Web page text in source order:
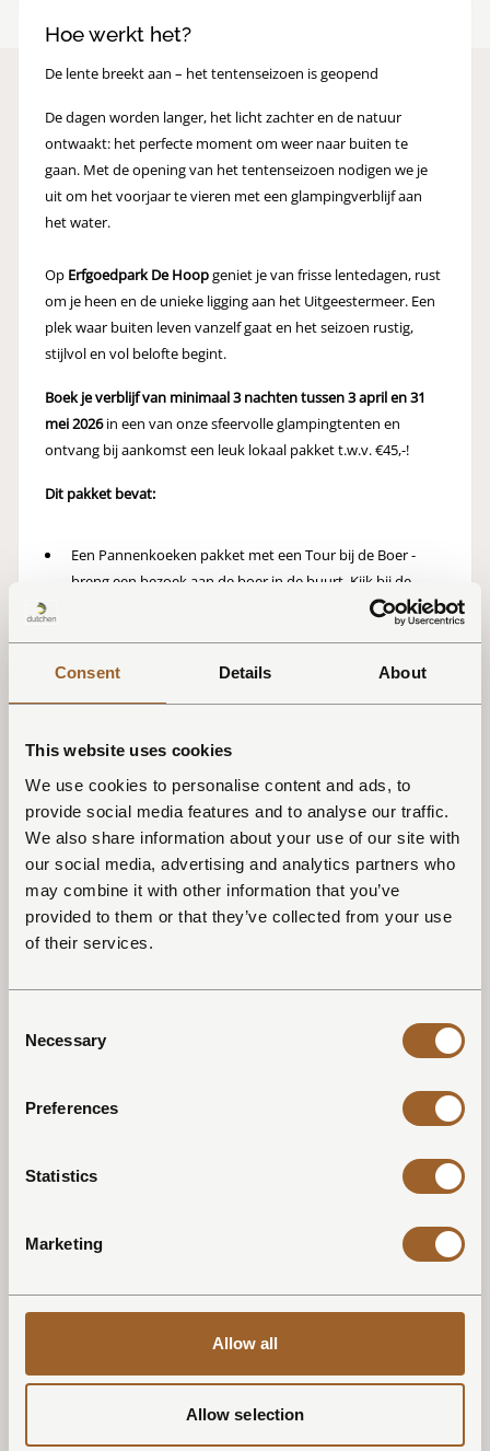
Consent Details About
This website uses cookies
We use cookies to personalise content and ads, to
provide social media features and to analyse our traffic.
We also share information about your use of our site with
our social media, advertising and analytics partners who
may combine it with other information that you’ve
provided to them or that they’ve collected from your use
of their services.
Selection
Necessary
Preferences
Statistics
Marketing
Allow all
Allow selection
Hoe werkt het?
De lente breekt aan – het tentenseizoen is geopend
De dagen worden langer, het licht zachter en de natuur
ontwaakt: het perfecte moment om weer naar buiten te
gaan. Met de opening van het tentenseizoen nodigen we je
uit om het voorjaar te vieren met een glampingverblijf aan
het water.
Op Erfgoedpark De Hoopgeniet je van frisse lentedagen, rust
om je heen en de unieke ligging aan het Uitgeestermeer. Een
plek waar buiten leven vanzelf gaat en het seizoen rustig,
stijlvol en vol belofte begint.
Boek je verblijf van minimaal 3 nachten tussen 3 april en 31
mei 2026in een van onze sfeervolle glampingtenten en
ontvang bij aankomst een leuk lokaal pakket t.w.v. €45,-!
Dit pakket bevat:
Een Pannenkoeken pakket met een Tour bij de Boer -
breng een bezoek aan de boer in de buurt. Kijk bij de
koeien in de stallen en tap hier je eigen verse melk. Met
drankje bij de hand kan hebben.
Deze actie is uitsluitend geldig op nieuwe boekingen,
gemaakt vanaf 15 februari 2026
onze glamping tenten, met een verblijf tussen 3 april en
Exclusief te activeren door het invullen van de
GLAMPINGSEASON bij het maken van de boeking via
Exclusief geldig op boekingen binnen het
Ervaar het ultieme buitenleven, omringd door de natuur en
het kabbelende water van het Uitgeestermeer.
Reserveer nu en kom genieten van de heerlijke voorzomer bij